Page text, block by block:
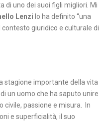
di uno dei suoi figli migliori. Mi
Lenzi lo ha definito “una
giuridico e culturale di
stagione importante della vita
un uomo che ha saputo unire
civile, passione e misura. In
e superficialità, il suo